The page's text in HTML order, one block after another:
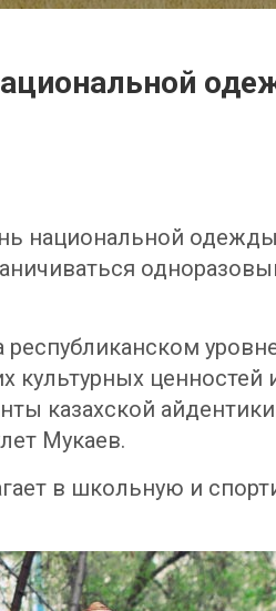
национальной одежды
казахской
Мукаев.
в школьную и